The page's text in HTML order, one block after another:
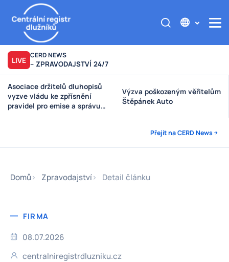
LIVE CERD NEWS
– ZPRAVODAJSTVÍ 24/7
Asociace držitelů dluhopisů
vyzve vládu ke zpřísnění
pravidel pro emise a správu
Výzva poškozeným věřitelům
Štěpánek Auto
Přejít na CERD News
Domů Zpravodajství Detail článku
FIRMA
08.07.2026
centralniregistrdluzniku.cz